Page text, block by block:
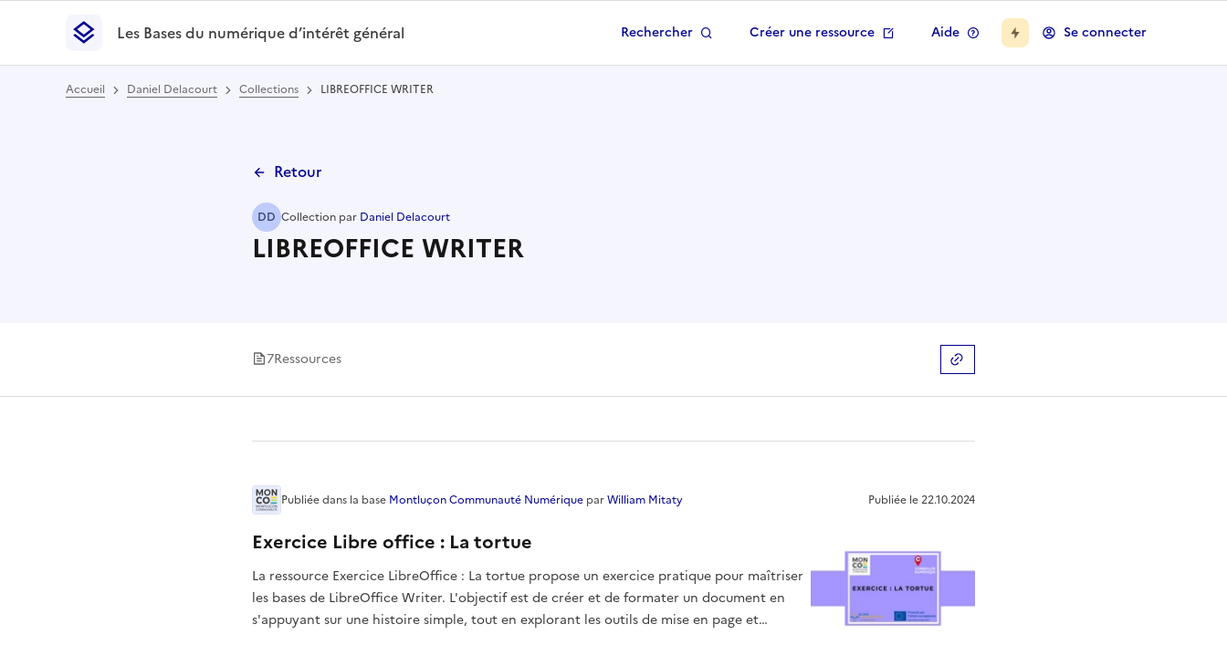
Les Bases du numérique d’intérêt général- Retour à la page d'accueil
Les Bases du numérique d’intérêt général
Rechercher Créer une ressource Aide Se connecter
Accueil Daniel Delacourt Collections LIBREOFFICE WRITER
Retour
DD Collection par Daniel Delacourt
LIBREOFFICE WRITER
7Ressources Copier le lien
Exercice Libre office : La tortue
La ressource Exercice LibreOffice : La tortue propose un exercice pratique pour maîtriser
les bases de LibreOffice Writer. L'objectif est de créer et de formater un document en
s'appuyant sur une histoire simple, tout en explorant les outils de mise en page et
Publiéedans la base Montluçon Communauté Numérique parWilliam Mitaty Publiée le22.10.2024